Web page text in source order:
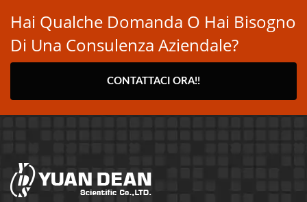
Hai Qualche Domanda O Hai Bisogno
Di Una Consulenza Aziendale?
CONTATTACI ORA!!